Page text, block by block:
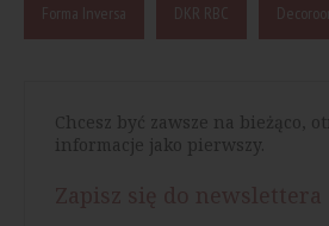
Forma Inversa DKR RBC
Chcesz być zawsze na bieżąco,
informacje jako pierwszy.